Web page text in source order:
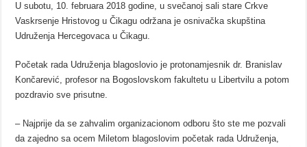
U subotu, 10. februara 2018 godine, u svečanoj sali stare Crkve
Vaskrsenje Hristovog u Čikagu održana je osnivačka skupština
Udruženja Hercegovaca u Čikagu.
Početak rada Udruženja blagoslovio je protonamjesnik dr. Branislav
Končarević, profesor na Bogoslovskom fakultetu u Libertvilu a potom
pozdravio sve prisutne.
– Najprije da se zahvalim organizacionom odboru što ste me pozvali
da zajedno sa ocem Miletom blagoslovim početak rada Udruženja,